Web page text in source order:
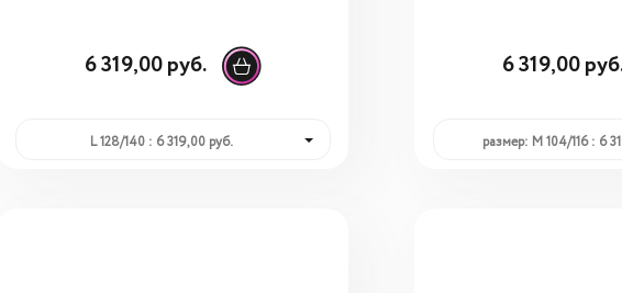
6 319,00 руб.
L 128/140 : 6 319,00 руб.
6 319,00
размер: M 104/116 : 6